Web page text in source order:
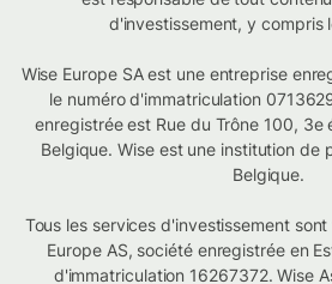
d'investissement, y compris
Wise Europe SA est une entreprise
le numéro d'immatriculation
enregistrée est Rue du Trône 100, 3e
Belgique. Wise est une institution de
Belgique.
Tous les services d'investissement
Europe AS, société enregistrée en
d'immatriculation 16267372. Wise